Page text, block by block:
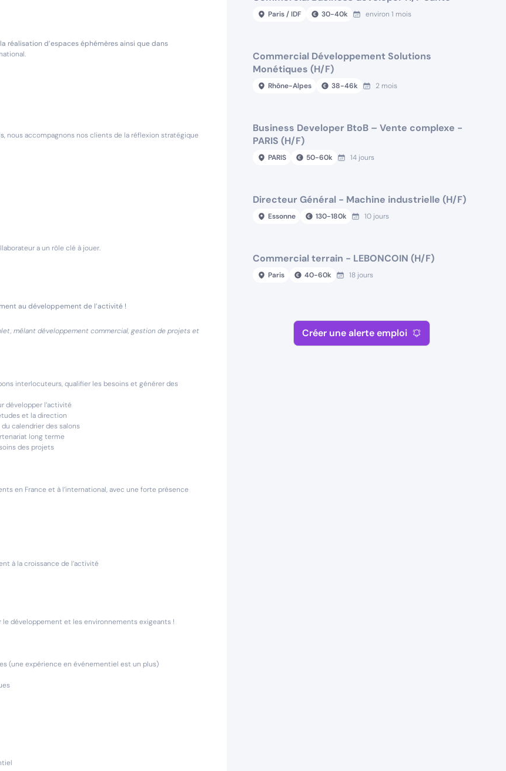
réalisation d’espaces éphémères ainsi que dans
, nous accompagnons nos clients de la réflexion stratégique
a un rôle clé à jouer.
au développement de l’activité !
mêlant développement commercial, gestion de projets et
interlocuteurs, qualifier les besoins et générer des
développer l’activité
et la direction
calendrier des salons
long terme
des projets
en France et à l’international, avec une forte présence
à la croissance de l’activité
le développement et les environnements exigeants !
(une expérience en événementiel est un plus)
Paris / IDF 30-40k environ 1 mois
Commercial Développement Solutions
Monétiques (H/F)
Rhône-Alpes 38-46k 2 mois
Business Developer BtoB – Vente complexe -
PARIS (H/F)
PARIS 50-60k 14 jours
Directeur Général - Machine industrielle (H/F)
Essonne 130-180k 10 jours
Commercial terrain - LEBONCOIN (H/F)
Paris 40-60k 18 jours
Créer une alerte emploi